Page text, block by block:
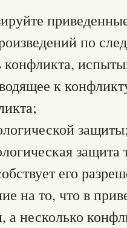
приведенные
по
к
защита
его
на то, что в
а несколько